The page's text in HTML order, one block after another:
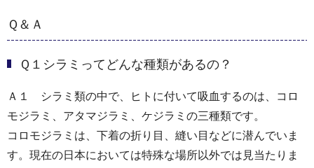
Ｑ＆Ａ
Ｑ１シラミってどんな種類があるの？
Ａ１ シラミ類の中で、ヒトに付いて吸血するのは、コロ
モジラミ、アタマジラミ、ケジラミの三種類です。
コロモジラミは、下着の折り目、縫い目などに潜んでいま
す。現在の日本においては特殊な場所以外では見当たりま